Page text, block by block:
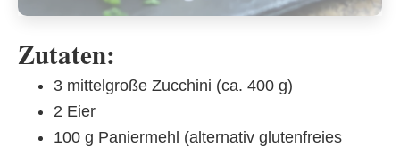
Zutaten:
3 mittelgroße Zucchini (ca. 400 g)
2 Eier
100 g Paniermehl (alternativ glutenfreies